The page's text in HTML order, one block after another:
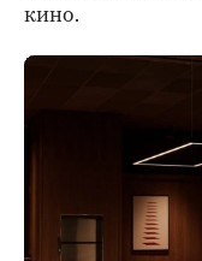
кино.